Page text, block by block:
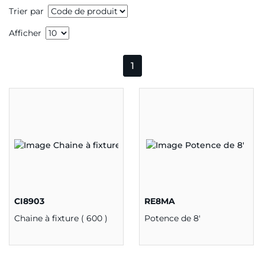
Trier par
Afficher
1
CI8903
Chaine à fixture ( 600 )
RE8MA
Potence de 8'